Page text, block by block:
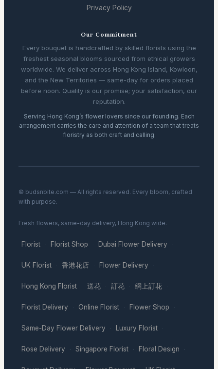
Privacy Policy
Our Commitment
Every bouquet is handcrafted by skilled florists using the
freshest seasonal blooms sourced from ethical growers
worldwide. We deliver across Hong Kong Island, Kowloon,
and the New Territories — same-day for orders placed
before noon. Quality is our promise; your satisfaction, our
reputation.
Serving Hong Kong’s flower lovers since our founding. Each
arrangement carries the care and attention of a team that treats
floristry as both craft and calling.
© budsnbite.com — All rights reserved. Every bloom, crafted
with purpose.
Fresh flowers, same-day delivery, Hong Kong wide.
Florist · Florist Shop · Dubai Flower Delivery ·
UK Florist · 香港花店 · Flower Delivery ·
Hong Kong Florist · 送花 · 訂花 · 網上訂花 ·
Florist Delivery · Online Florist · Flower Shop ·
Same-Day Flower Delivery · Luxury Florist ·
Rose Delivery · Singapore Florist · Floral Design ·